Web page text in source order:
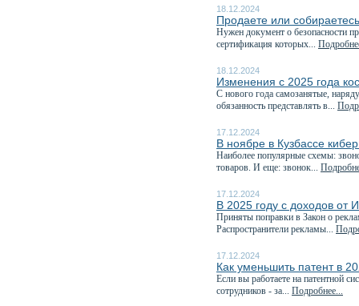
18.12.2024
Продаете или
Нужен документ о безопасности
сертификация которых...
18.12.2024
Изменения с 2025 года
С нового года самозанятые,
обязанность представлять в...
17.12.2024
В ноябре в Кузбассе
Наиболее популярные схемы:
товаров. И еще: звонок...
17.12.2024
В 2025 году с доходов от
Приняты поправки в Закон о
Распространители рекламы...
17.12.2024
Как уменьшить патент в
Если вы работаете на патентной
сотрудников - за... Подробнее...